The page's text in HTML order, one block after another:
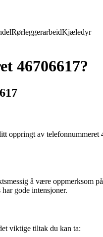
RørleggerarbeidKjæledyr
46706617?
oppringt av
å være oppmerksom
gode intensjoner.
viktige tiltak du kan ta: